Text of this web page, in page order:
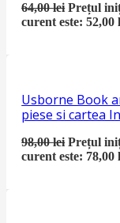
64,00lei Prețul
curent este: 52,00
Usborne Book
piese si cartea
98,00lei Prețul
curent este: 78,00